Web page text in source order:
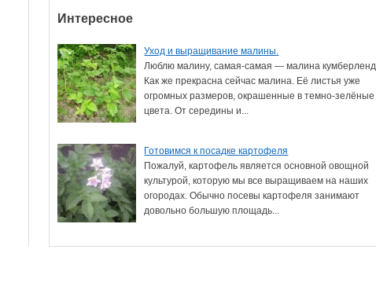
Интересное
Уход и выращивание малины.
Люблю малину, самая-самая — малина кумберленд.
Как же прекрасна сейчас малина. Её листья уже
огромных размеров, окрашенные в темно-зелёные
цвета. От середины и...
Готовимся к посадке картофеля
Пожалуй, картофель является основной овощной
культурой, которую мы все выращиваем на наших
огородах. Обычно посевы картофеля занимают
довольно большую площадь...